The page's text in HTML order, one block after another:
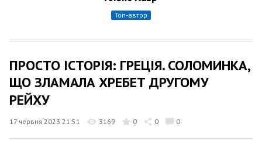
топ-автор
ПРОСТО ІСТОРІЯ: ГРЕЦІЯ. СОЛОМИНКА,
ЩО ЗЛАМАЛА ХРЕБЕТ ДРУГОМУ
РЕЙХУ
17 червня 2023 21:51 3169 0 0 0